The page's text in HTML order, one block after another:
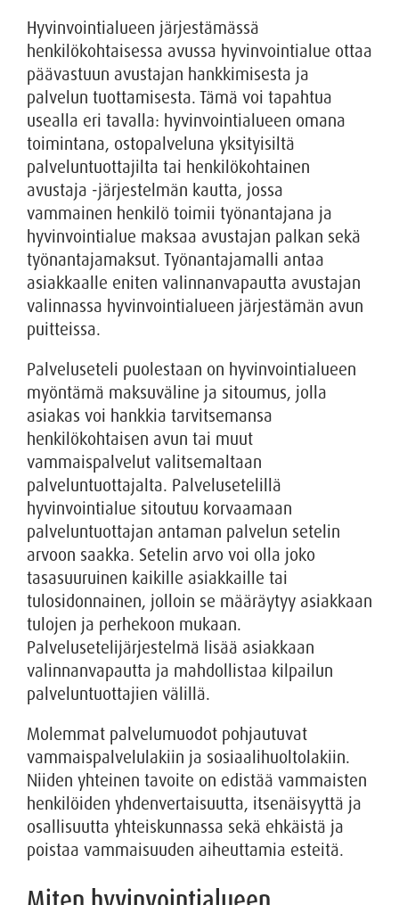
Hyvinvointialueen järjestämässä
henkilökohtaisessa avussa hyvinvointialue ottaa
päävastuun avustajan hankkimisesta ja
palvelun tuottamisesta. Tämä voi tapahtua
usealla eri tavalla: hyvinvointialueen omana
toimintana, ostopalveluna yksityisiltä
palveluntuottajilta tai henkilökohtainen
avustaja -järjestelmän kautta, jossa
vammainen henkilö toimii työnantajana ja
hyvinvointialue maksaa avustajan palkan sekä
työnantajamaksut. Työnantajamalli antaa
asiakkaalle eniten valinnanvapautta avustajan
valinnassa hyvinvointialueen järjestämän avun
puitteissa.
Palveluseteli puolestaan on hyvinvointialueen
myöntämä maksuväline ja sitoumus, jolla
asiakas voi hankkia tarvitsemansa
henkilökohtaisen avun tai muut
vammaispalvelut valitsemaltaan
palveluntuottajalta. Palvelusetelillä
hyvinvointialue sitoutuu korvaamaan
palveluntuottajan antaman palvelun setelin
arvoon saakka. Setelin arvo voi olla joko
tasasuuruinen kaikille asiakkaille tai
tulosidonnainen, jolloin se määräytyy asiakkaan
tulojen ja perhekoon mukaan.
Palvelusetelijärjestelmä lisää asiakkaan
valinnanvapautta ja mahdollistaa kilpailun
palveluntuottajien välillä.
Molemmat palvelumuodot pohjautuvat
vammaispalvelulakiin ja sosiaalihuoltolakiin.
Niiden yhteinen tavoite on edistää vammaisten
henkilöiden yhdenvertaisuutta, itsenäisyyttä ja
osallisuutta yhteiskunnassa sekä ehkäistä ja
poistaa vammaisuuden aiheuttamia esteitä.